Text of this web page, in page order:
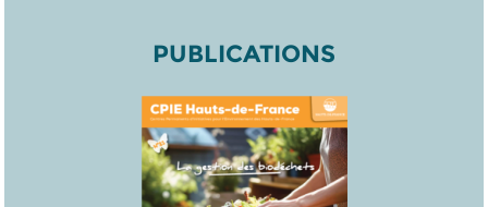
PUBLICATIONS